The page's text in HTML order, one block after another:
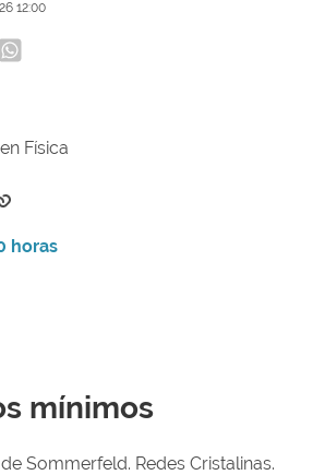
12:00
Física
horas
mínimos
Sommerfeld. Redes Cristalinas.